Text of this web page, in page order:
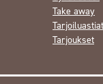
Take away
Tarjoiluastiat
Tarjoukset